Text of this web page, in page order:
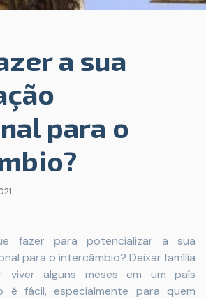
a sua
para o
fazer para potencializar a sua
para o intercâmbio? Deixar família
alguns meses em um país
é fácil, especialmente para quem